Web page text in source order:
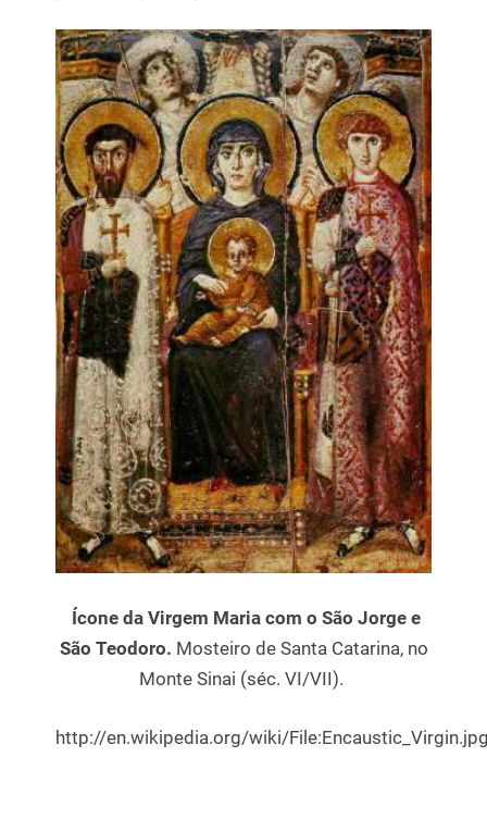
Ícone da Virgem Maria com o São Jorge e
São Teodoro. Mosteiro de Santa Catarina, no
Monte Sinai (séc. VI/VII).
http://en.wikipedia.org/wiki/